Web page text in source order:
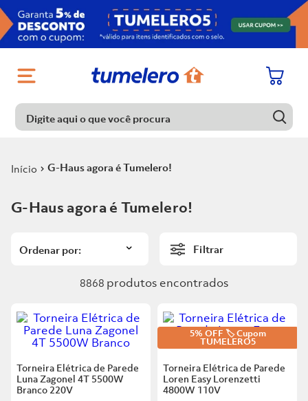
Digite aqui o que você procura
G-Haus agora é Tumelero!
G-Haus agora é Tumelero!
Filtrar
8868 produtos
Torneira Elétrica de Parede
Luna Zagonel 4T 5500W
Branco 220V
5% OFF 🏷️ Cupom
TUMELERO5
Torneira Elétrica de Parede
Loren Easy Lorenzetti
4800W 110V
2º Chuveiro
Piso Ceramico
6º Telha
7º Forro Pvc
8º Vaso Sanitário
9º Rodapé
Termos mais buscados
2º Chuveiro
5º Porta
7º Forro Pvc